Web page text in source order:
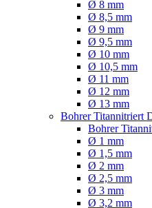
Ø 8 mm
Ø 8,5 mm
Ø 9 mm
Ø 9,5 mm
Ø 10 mm
Ø 10,5 mm
Ø 11 mm
Ø 12 mm
Ø 13 mm
Bohrer Titannitriert
Bohrer
Ø 1 mm
Ø 1,5 mm
Ø 2 mm
Ø 2,5 mm
Ø 3 mm
Ø 3,2 mm